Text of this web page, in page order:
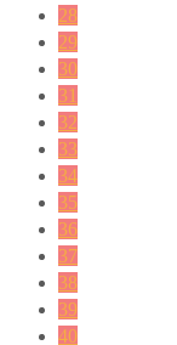
28
29
30
31
32
33
34
35
36
37
38
39
40